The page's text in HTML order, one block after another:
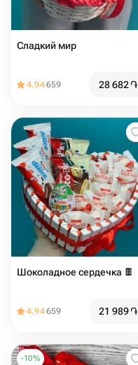
Сладкий мир️
4.94659 28 682֏
Шоколадное сердечка 🍫
4.94659 21 989֏
-10%